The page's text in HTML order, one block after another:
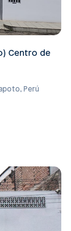
Centro de
Perú